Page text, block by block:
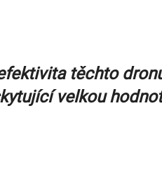
těchto
velkou